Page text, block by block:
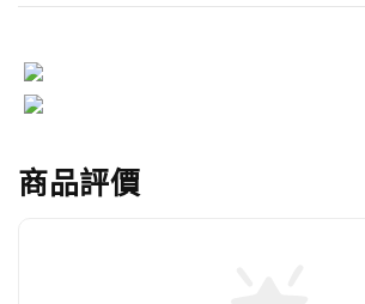
商品評價